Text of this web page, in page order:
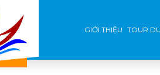
GIỚI THIỆU TOUR